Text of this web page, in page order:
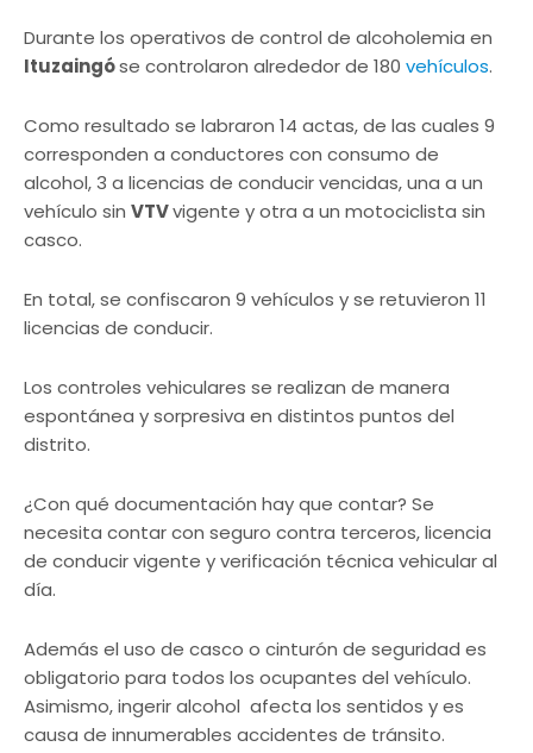
Durante los operativos de control de alcoholemia en
Ituzaingóse controlaron alrededor de 180 vehículos.
Como resultado se labraron 14 actas, de las cuales 9
corresponden a conductores con consumo de
alcohol, 3 a licencias de conducir vencidas, una a un
vehículo sin VTVvigente y otra a un motociclista sin
casco.
En total, se confiscaron 9 vehículos y se retuvieron 11
licencias de conducir.
Los controles vehiculares se realizan de manera
espontánea y sorpresiva en distintos puntos del
distrito.
¿Con qué documentación hay que contar? Se
necesita contar con seguro contra terceros, licencia
de conducir vigente y verificación técnica vehicular al
día.
Además el uso de casco o cinturón de seguridad es
obligatorio para todos los ocupantes del vehículo.
Asimismo, ingerir alcohol afecta los sentidos y es
causa de innumerables accidentes de tránsito.